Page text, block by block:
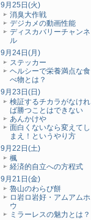
9月25日(火)
消臭大作戦
デジカメの動画性能
ディスカバリーチャンネ
ル
9月24日(月)
ステッカー
ヘルシーで栄養満点な食
べ物とは？
9月23日(日)
検証するチカラがなけれ
ば勝つことはできない
あんかけや
面白くないなら変えてし
まえ！というやり方
9月22日(土)
楓
経済的自立への方程式
9月21日(金)
魯山のわらび餅
ロ岩ロ岩好・アムアムホ
ウ
ミラーレスの魅力とは？